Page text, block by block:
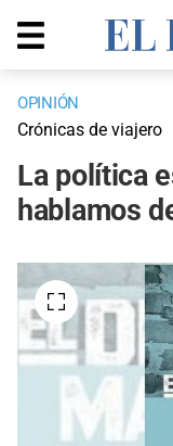
OPINIÓN
Crónicas de viajero
La política
hablamos